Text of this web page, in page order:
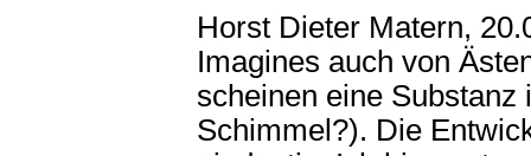
Horst Dieter Matern,
Imagines auch von
scheinen eine Substanz
Schimmel?). Die